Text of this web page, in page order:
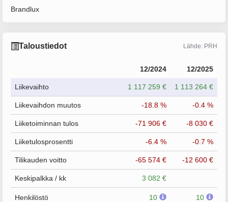
Brandlux
Taloustiedot Lähde: PRH
12/2024 12/2025
Liikevaihto 1 117 259 € 1 113 264 €
Liikevaihdon muutos -18.8 % -0.4 %
Liiketoiminnan tulos -71 906 € -8 030 €
Liiketulosprosentti -6.4 % -0.7 %
Tilikauden voitto -65 574 € -12 600 €
Keskipalkka / kk 3 082 €
Henkilöstö 10 10